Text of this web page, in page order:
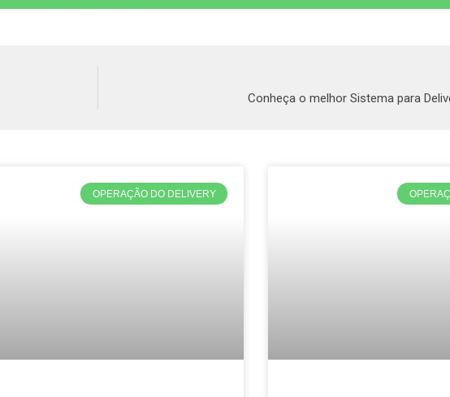
Conheça o melhor Sistema para
OPERAÇÃO DO DELIVERY